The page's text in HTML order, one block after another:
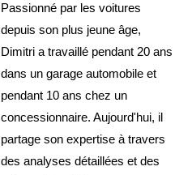
Passionné par les voitures
depuis son plus jeune âge,
Dimitri a travaillé pendant 20 ans
dans un garage automobile et
pendant 10 ans chez un
concessionnaire. Aujourd'hui, il
partage son expertise à travers
des analyses détaillées et des